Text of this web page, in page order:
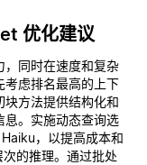
优化建议
同时在速度和复杂
考虑排名最高的上下
方法提供结构化和
息。实施动态查询选
，以提高成本和
的推理。通过批处